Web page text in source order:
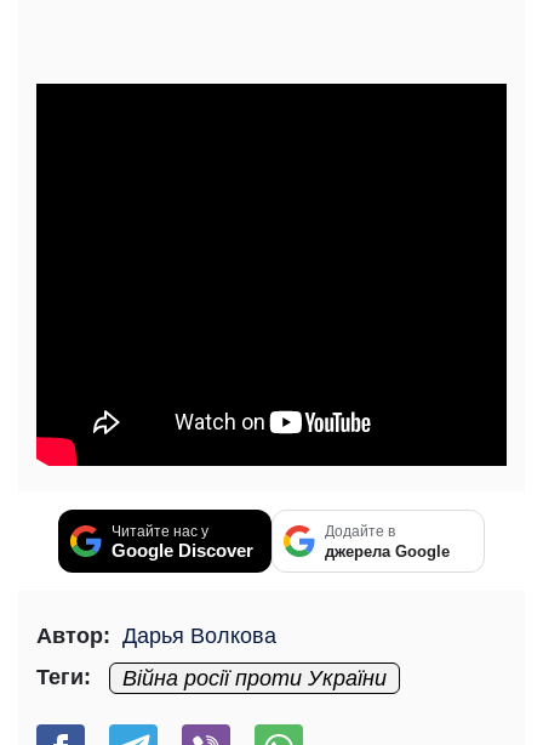
Читайте нас у
Google Discover
Додайте в
джерела Google
Автор: Дарья Волкова
Теги:
Війна росії проти України